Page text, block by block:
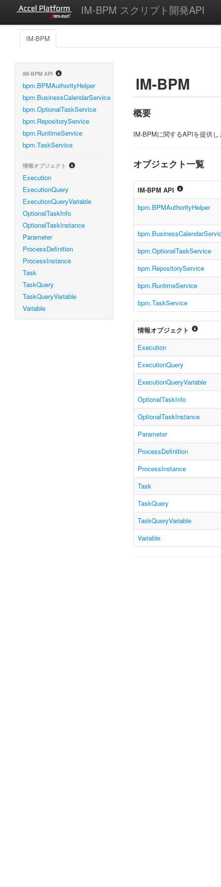
IM-BPM スクリプト開発API
IM-BPM
IM-BPM API
bpm.BPMAuthorityHelper
bpm.BusinessCalendarService
bpm.OptionalTaskService
bpm.RepositoryService
bpm.RuntimeService
bpm.TaskService
情報オブジェクト
Execution
ExecutionQuery
ExecutionQueryVariable
OptionalTaskInfo
OptionalTaskInstance
Parameter
ProcessDefinition
ProcessInstance
Task
TaskQuery
TaskQueryVariable
Variable
IM-BPM
概要
IM-BPMに関するAPIを提供し
オブジェクト一覧
IM-BPM API
bpm.BPMAuthorityHelper
bpm.OptionalTaskService
bpm.RepositoryService
bpm.RuntimeService
bpm.TaskService
情報オブジェクト
Execution
ExecutionQuery
ExecutionQueryVariable
OptionalTaskInfo
OptionalTaskInstance
Parameter
ProcessDefinition
ProcessInstance
Task
TaskQuery
TaskQueryVariable
Variable